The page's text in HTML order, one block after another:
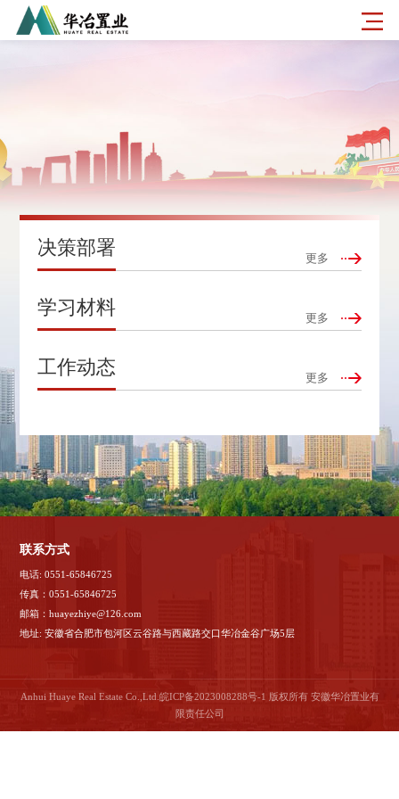
决策部署 更多
学习材料 更多
工作动态 更多
联系方式
电话: 0551-65846725
传真：0551-65846725
邮箱：huayezhiye@126.com
地址: 安徽省合肥市包河区云谷路与西藏路交口华冶金谷广场5层
Anhui Huaye Real Estate Co.,Ltd. 皖ICP备2023008288号-1 版权所有 安徽华冶置业有
限责任公司